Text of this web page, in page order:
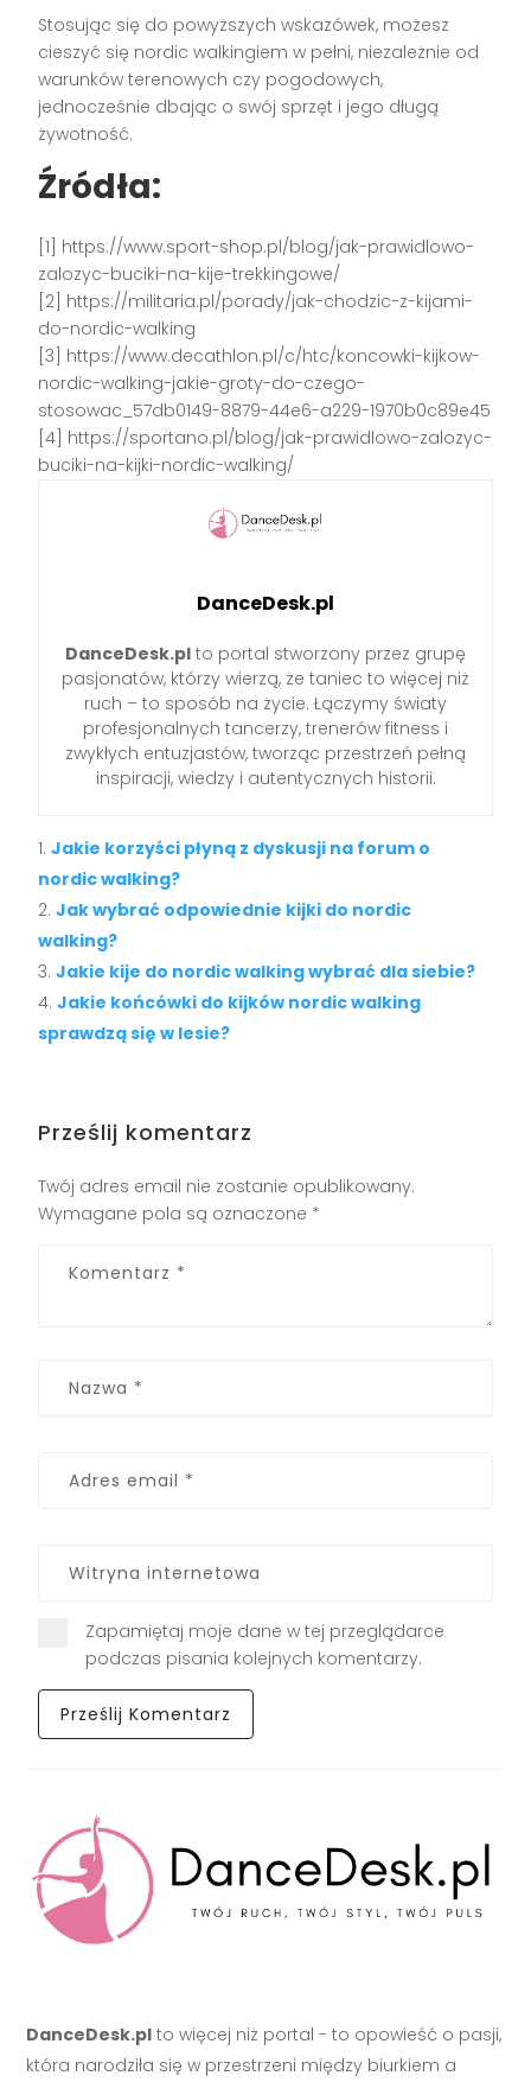
Stosując się do powyższych wskazówek, możesz
cieszyć się nordic walkingiem w pełni, niezależnie od
warunków terenowych czy pogodowych,
jednocześnie dbając o swój sprzęt i jego długą
żywotność.
Źródła:
[1] https://www.sport-shop.pl/blog/jak-prawidlowo-
zalozyc-buciki-na-kije-trekkingowe/
[2] https://militaria.pl/porady/jak-chodzic-z-kijami-
do-nordic-walking
[3] https://www.decathlon.pl/c/htc/koncowki-kijkow-
nordic-walking-jakie-groty-do-czego-
stosowac_57db0149-8879-44e6-a229-1970b0c89e45
[4] https://sportano.pl/blog/jak-prawidlowo-zalozyc-
buciki-na-kijki-nordic-walking/
DanceDesk.pl
DanceDesk.pl to portal stworzony przez grupę
pasjonatów, którzy wierzą, że taniec to więcej niż
ruch – to sposób na życie. Łączymy światy
profesjonalnych tancerzy, trenerów fitness i
zwykłych entuzjastów, tworząc przestrzeń pełną
inspiracji, wiedzy i autentycznych historii.
Jakie korzyści płyną z dyskusji na forum o
nordic walking?
Jak wybrać odpowiednie kijki do nordic
walking?
Jakie kije do nordic walking wybrać dla siebie?
Jakie końcówki do kijków nordic walking
sprawdzą się w lesie?
Prześlij komentarz
Twój adres email nie zostanie opublikowany.
Wymagane pola są oznaczone *
Zapamiętaj moje dane w tej przeglądarce
podczas pisania kolejnych komentarzy.
DanceDesk.pl to więcej niż portal - to opowieść o pasji,
która narodziła się w przestrzeni między biurkiem a